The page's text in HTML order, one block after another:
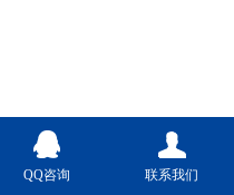
QQ咨询 联系我们